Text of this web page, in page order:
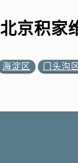
北京积家
海淀区 门头沟区